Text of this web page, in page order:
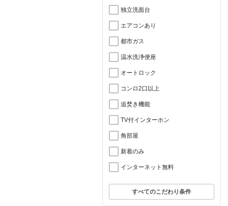
独立洗面台
エアコンあり
都市ガス
温水洗浄便座
オートロック
コンロ2口以上
追焚き機能
TV付インターホン
角部屋
新着のみ
インターネット無料
すべてのこだわり条件